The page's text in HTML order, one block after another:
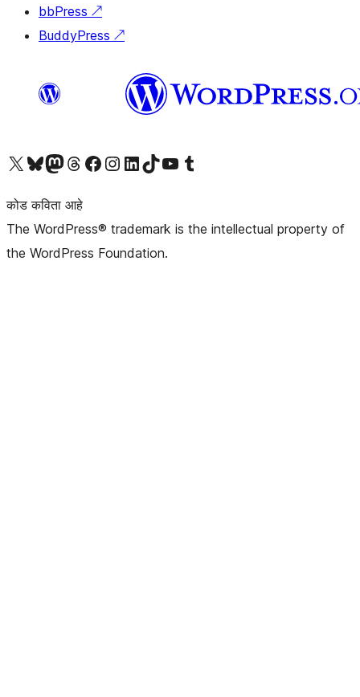
bbPress ↗
BuddyPress ↗
आमच्या X (एक्स) (पूर्वीचे ट्विटर) खात्याला भेट द्या आमच्या ब्लूस्की खात्याला भेट द्या.आमच्या Mastodon खात्याला भेट द्या.आमच्या थ्रेड्स खात्याला भेट द्या. आमच्या फेसबुक पेजला भेट द्या आमच्या इंस्टाग्राम खात्याला भेट द्या आमच्या लिंक्डइन खात्याला भेट द्या आमच्या टिकटॉक अकाउंटला भेट द्या.आमच्या यूट्यूब चॅनेलला भेट द्या आमच्या टंबलर खात्याला भेट द्या.
कोड कविता आहे
The WordPress® trademark is the intellectual property of
the WordPress Foundation.